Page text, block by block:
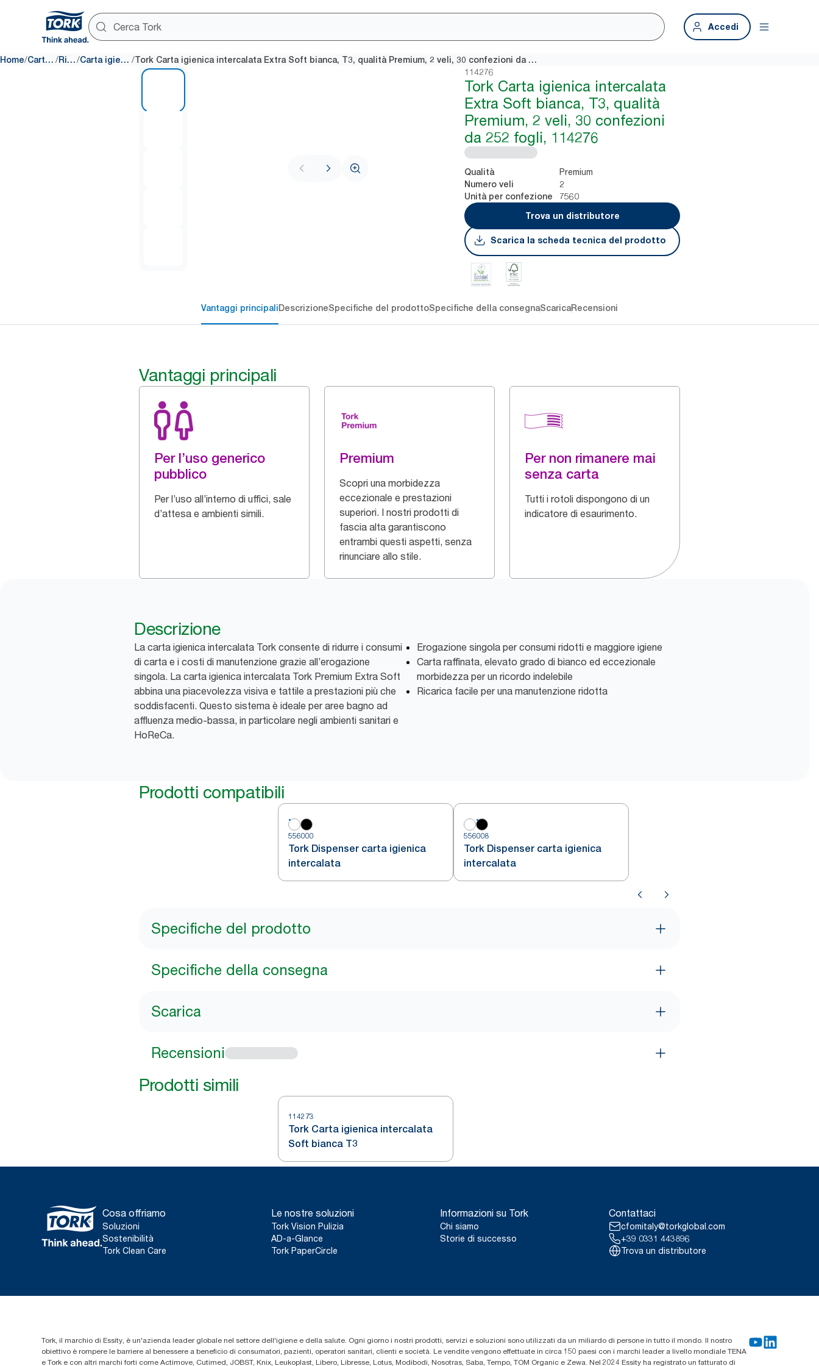
Accedi
Home/ Carta igienica / Ricariche/ Carta igienica intercalata / Tork Carta igienica intercalata Extra Soft bianca, T3, qualità Premium, 2 veli, 30 confezioni da 252 fogli, 114276
114276
Tork Carta igienica intercalata
Extra Soft bianca, T3, qualità
Premium, 2 veli, 30 confezioni
da 252 fogli, 114276
Qualità Premium
Numero veli 2
Unità per confezione
7560
Trova un distributore
Scarica la scheda tecnica del prodotto
Vantaggi principaliDescrizioneSpecifiche del prodottoSpecifiche della consegnaScaricaRecensioni
Vantaggi principali
Per l’uso generico
pubblico
Per l’uso all’interno di uffici, sale
d’attesa e ambienti simili.
Premium
Scopri una morbidezza
eccezionale e prestazioni
superiori. I nostri prodotti di
fascia alta garantiscono
entrambi questi aspetti, senza
rinunciare allo stile.
Per non rimanere mai
senza carta
Tutti i rotoli dispongono di un
indicatore di esaurimento.
Descrizione
La carta igienica intercalata Tork consente di ridurre i consumi
di carta e i costi di manutenzione grazie all’erogazione
singola. La carta igienica intercalata Tork Premium Extra Soft
abbina una piacevolezza visiva e tattile a prestazioni più che
soddisfacenti. Questo sistema è ideale per aree bagno ad
affluenza medio-bassa, in particolare negli ambienti sanitari e
HoReCa.
Erogazione singola per consumi ridotti e maggiore igiene
Carta raffinata, elevato grado di bianco ed eccezionale
morbidezza per un ricordo indelebile
Ricarica facile per una manutenzione ridotta
Prodotti compatibili
556000
Tork Dispenser carta igienica
intercalata
556008
Tork Dispenser carta igienica
intercalata
Specifiche del prodotto
Specifiche della consegna
Scarica
Recensioni
Prodotti simili
114273
Tork Carta igienica intercalata
Soft bianca T3
Cosa offriamo
Soluzioni
Sostenibilità
Tork Clean Care
Le nostre soluzioni
Tork Vision Pulizia
AD-a-Glance
Tork PaperCircle
Informazioni su Tork
Chi siamo
Storie di successo
Contattaci
cfomitaly@torkglobal.com
+39 0331 443896
Trova un distributore
Tork, il marchio di Essity, è un'azienda leader globale nel settore dell'igiene e della salute. Ogni giorno i nostri prodotti, servizi e soluzioni sono utilizzati da un miliardo di persone in tutto il mondo. Il nostro
obiettivo è rompere le barriere al benessere a beneficio di consumatori, pazienti, operatori sanitari, clienti e società. Le vendite vengono effettuate in circa 150 paesi con i marchi leader a livello mondiale TENA
e Tork e con altri marchi forti come Actimove, Cutimed, JOBST, Knix, Leukoplast, Libero, Libresse, Lotus, Modibodi, Nosotras, Saba, Tempo, TOM Organic e Zewa. Nel 2024 Essity ha registrato un fatturato di